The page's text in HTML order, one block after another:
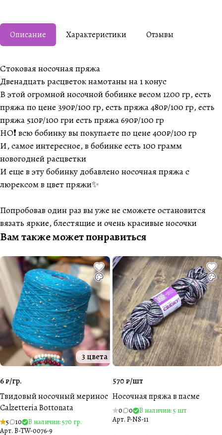
Описание Характеристики Отзывы
Стоковая носочная пряжа
Двенадцать расцветок намотаны на 1 конус
В этой огромной носочной бобинке весом 1200 гр, есть
пряжа по цене 390₽/100 гр, есть пряжа 480₽/100 гр, есть
пряжа 510₽/100 гри есть пряжа 690₽/100 гр
НО❗️ всю бобинку вы покупаете по цене 400₽/100 гр
И, самое интересное, в бобинке есть 100 грамм
новогодней расцветки
И еще в эту бобинку добавлено носочная пряжа с
люрексом в цвет пряжи✨
Попробовав один раз вы уже не сможете остановится
вязать яркие, блестящие и очень красивые носочки
Вам также может понравиться
3 цвета
6 ₽/гр.
Твидовый носочный меринос
Calzetteria Bottonata
5 10
В наличии: 570 гр.
Арт. B-TW-0076-9
570 ₽/шт
Носочная пряжа в пасме
0 0
В наличии: 5 шт
Арт. P-NS-11